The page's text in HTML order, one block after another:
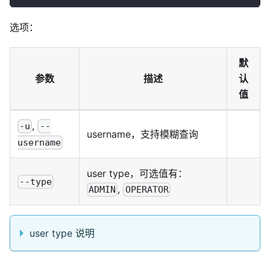
选项：
参数 描述
默
认
值
-u , --
username
username，支持模糊查询
--type
user type，可选值有：
ADMIN , OPERATOR
user type 说明